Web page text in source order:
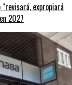
expropiará
2027